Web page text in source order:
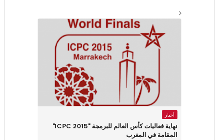
أخبار
نهاية فعاليات كأس العالم للبرمجة "ICPC 2015"
المقامة في المغرب